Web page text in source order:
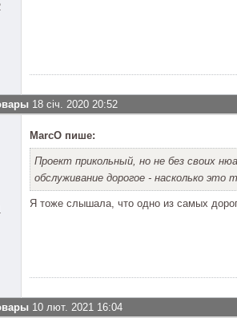
18 січ. 2020 20:52
MarcO пише:
Проект прикольный, но не без своих
обслуживание дорогое - насколько это
Я тоже слышала, что одно из самых
10 лют. 2021 16:04